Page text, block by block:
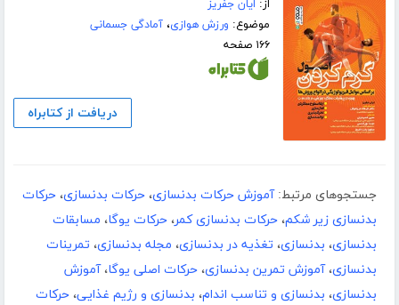
از: ایان جفریز
موضوع: ورزش هوازی،آمادگی جسمانی
۱۶۶ صفحه
دریافت از کتابراه
جستجوهای مرتبط: آموزش حرکات بدنسازی، حرکات بدنسازی، حرکات
بدنسازی زیر شکم، حرکات بدنسازی کمر، حرکات یوگا، مسابقات
بدنسازی، بدنسازی، تغذیه در بدنسازی، مجله بدنسازی، تمرینات
بدنسازی،آموزش تمرین بدنسازی، حرکات اصلی یوگا،آموزش
بدنسازی، بدنسازی و تناسب اندام، بدنسازی و رژیم غذایی، حرکات